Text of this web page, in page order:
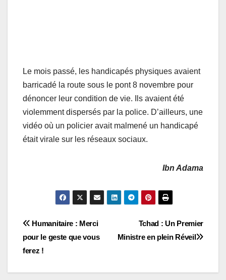
Le mois passé, les handicapés physiques avaient
barricadé la route sous le pont 8 novembre pour
dénoncer leur condition de vie. Ils avaient été
violemment dispersés par la police. D’ailleurs, une
vidéo où un policier avait malmené un handicapé
était virale sur les réseaux sociaux.
Ibn Adama
Navigation
de
l’article
Tchad : Un Premier
Ministre en plein Réveil
Humanitaire : Merci
pour le geste que vous
ferez !